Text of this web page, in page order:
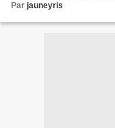
Par jauneyris